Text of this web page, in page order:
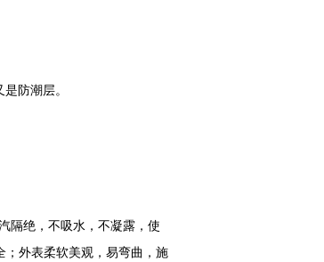
防潮层。
隔绝，不吸水，不凝露，使
；外表柔软美观，易弯曲，施